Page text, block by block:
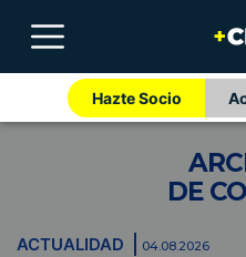
Hazte Socio
DE
ACTUALIDAD 04.08.2026